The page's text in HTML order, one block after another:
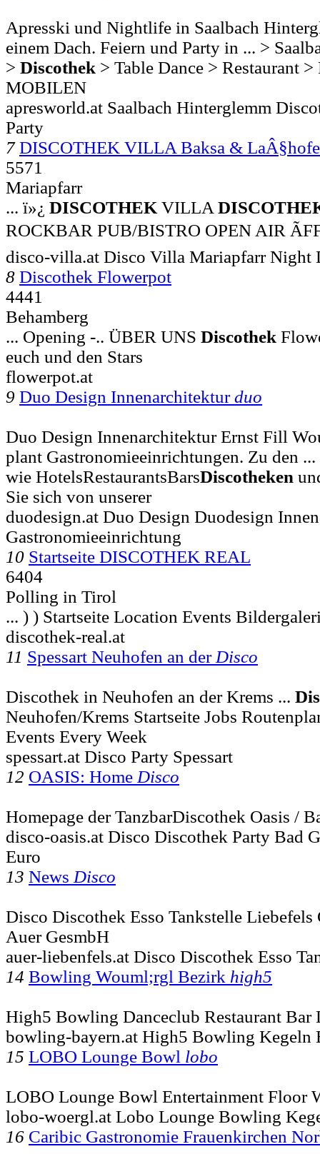
Apresski und Nightlife in Saalbach
einem Dach. Feiern und Party in ... >
> Discothek > Table Dance > Restaurant >
MOBILEN
apresworld.at Saalbach Hinterglemm
Party
7 DISCOTHEK VILLA Baksa &
5571
Mariapfarr
... ï»¿ DISCOTHEK VILLA
ROCKBAR PUB/BISTRO OPEN AIR
disco-villa.at Disco Villa Mariapfarr Night
8 Discothek Flowerpot
4441
Behamberg
... Opening -.. ÜBER UNS Discothek
euch und den Stars
flowerpot.at
9 Duo Design Innenarchitekturduo
Duo Design Innenarchitektur Ernst Fill
plant Gastronomieeinrichtungen. Zu den
wie HotelsRestaurantsBarsDiscotheken
Sie sich von unserer
duodesign.at Duo Design Duodesign
Gastronomieeinrichtung
10 Startseite DISCOTHEK REAL
6404
Polling in Tirol
... ) ) Startseite Location Events
discothek-real.at
11 Spessart Neuhofen an der Disco
Discothek in Neuhofen an der Krems ...
Neuhofen/Krems Startseite Jobs
Events Every Week
spessart.at Disco Party Spessart
12 OASIS: Home Disco
Homepage der TanzbarDiscothek Oasis /
disco-oasis.at Disco Discothek Party Bad
Euro
13 News Disco
Disco Discothek Esso Tankstelle Liebefels
Auer GesmbH
auer-liebenfels.at Disco Discothek Esso
14 Bowling Wouml;rgl Bezirk high5
High5 Bowling Danceclub Restaurant
bowling-bayern.at High5 Bowling Kegeln
15 LOBO Lounge Bowl lobo
LOBO Lounge Bowl Entertainment Floor
lobo-woergl.at Lobo Lounge Bowling
16 Caribic Gastronomie Frauenkirchen